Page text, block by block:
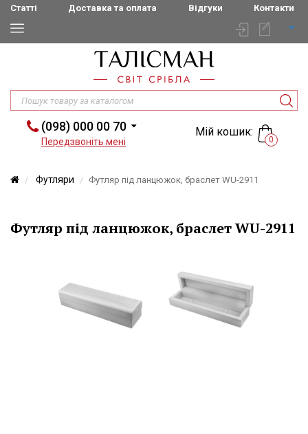
Статті Доставка та оплата Відгуки Контакти
(098) 000 00 70
Передзвоніть мені
Мій кошик:
0
Футляри Футляр під ланцюжок, браслет WU-2911
Футляр під ланцюжок, браслет WU-2911